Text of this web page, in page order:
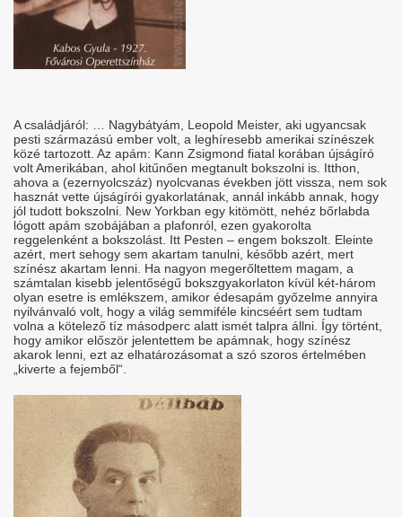
A családjáról: … Nagybátyám, Leopold Meister, aki ugyancsak
pesti származású ember volt, a leghíresebb amerikai színészek
közé tartozott. Az apám: Kann Zsigmond fiatal korában újságíró
volt Amerikában, ahol kitűnően megtanult bokszolni is. Itthon,
ahova a (ezernyolcszáz) nyolcvanas években jött vissza, nem sok
hasznát vette újságírói gyakorlatának, annál inkább annak, hogy
jól tudott bokszolni. New Yorkban egy kitömött, nehéz bőrlabda
lógott apám szobájában a plafonról, ezen gyakorolta
reggelenként a bokszolást. Itt Pesten – engem bokszolt. Eleinte
azért, mert sehogy sem akartam tanulni, később azért, mert
színész akartam lenni. Ha nagyon megerőltettem magam, a
számtalan kisebb jelentőségű bokszgyakorlaton kívül két-három
olyan esetre is emlékszem, amikor édesapám győzelme annyira
nyilvánvaló volt, hogy a világ semmiféle kincséért sem tudtam
volna a kötelező tíz másodperc alatt ismét talpra állni. Így történt,
hogy amikor először jelentettem be apámnak, hogy színész
akarok lenni, ezt az elhatározásomat a szó szoros értelmében
„kiverte a fejemből“.